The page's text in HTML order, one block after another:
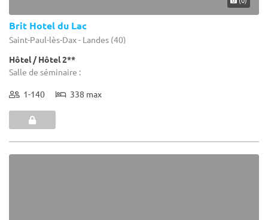
Brit Hotel du Lac
Saint-Paul-lès-Dax - Landes (40)
Hôtel / Hôtel 2**
Salle de séminaire :
1-140 338 max